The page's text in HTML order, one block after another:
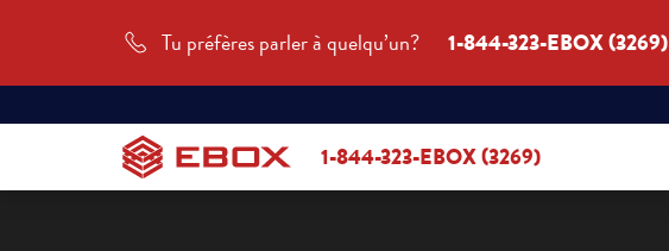
Tu préfères parler à quelqu’un? 1-844-323-EBOX (3269)
1-844-323-EBOX (3269)